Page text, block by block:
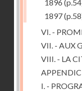
1896
1897
VI. -
VII. - AUX
VIII. - LA
I. -